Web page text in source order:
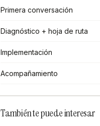
Primera conversación
Diagnóstico + hoja de ruta
Implementación
Acompañamiento
También te puede interesar